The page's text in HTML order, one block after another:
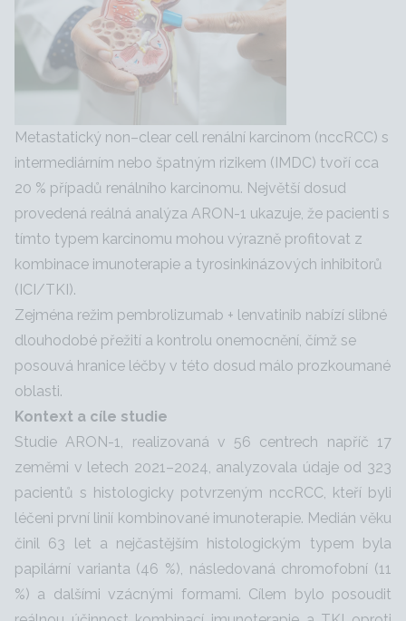
Metastatický non–clear cell renální karcinom (nccRCC) s
intermediárním nebo špatným rizikem (IMDC) tvoří cca
20 % případů renálního karcinomu. Největší dosud
provedená reálná analýza ARON-1 ukazuje, že pacienti s
tímto typem karcinomu mohou výrazně profitovat z
kombinace imunoterapie a tyrosinkinázových inhibitorů
(ICI/TKI).
Zejména režim pembrolizumab + lenvatinib nabízí slibné
dlouhodobé přežití a kontrolu onemocnění, čímž se
posouvá hranice léčby v této dosud málo prozkoumané
oblasti.
Kontext a cíle studie
Studie ARON-1, realizovaná v 56 centrech napříč 17
zeměmi v letech 2021–2024, analyzovala údaje od 323
pacientů s histologicky potvrzeným nccRCC, kteří byli
léčeni první linií kombinované imunoterapie. Medián věku
činil 63 let a nejčastějším histologickým typem byla
papilární varianta (46 %), následovaná chromofobní (11
%) a dalšími vzácnými formami. Cílem bylo posoudit